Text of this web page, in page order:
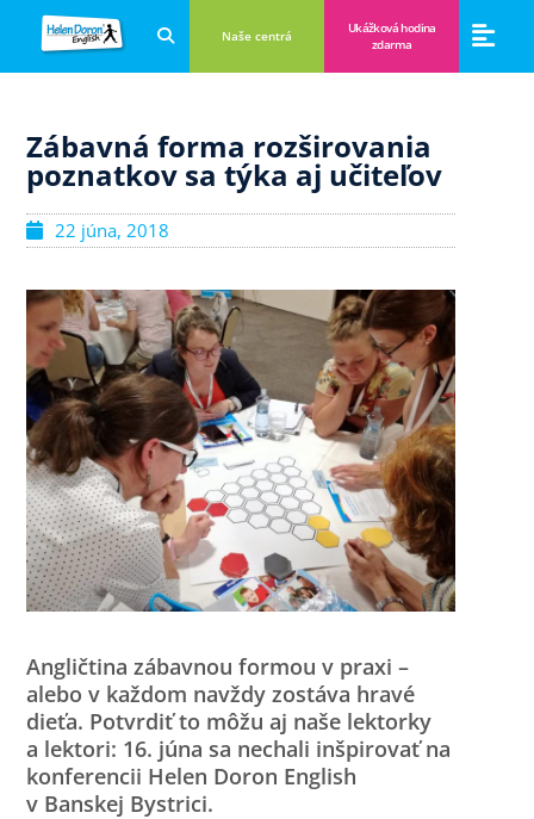
Naše centrá
Ukážková hodina
zdarma
Zábavná forma rozširovania
poznatkov sa týka aj učiteľov
22 júna, 2018
Angličtina zábavnou formou v praxi –
alebo v každom navždy zostáva hravé
dieťa. Potvrdiť to môžu aj naše lektorky
a lektori: 16. júna sa nechali inšpirovať na
konferencii Helen Doron English
v Banskej Bystrici.